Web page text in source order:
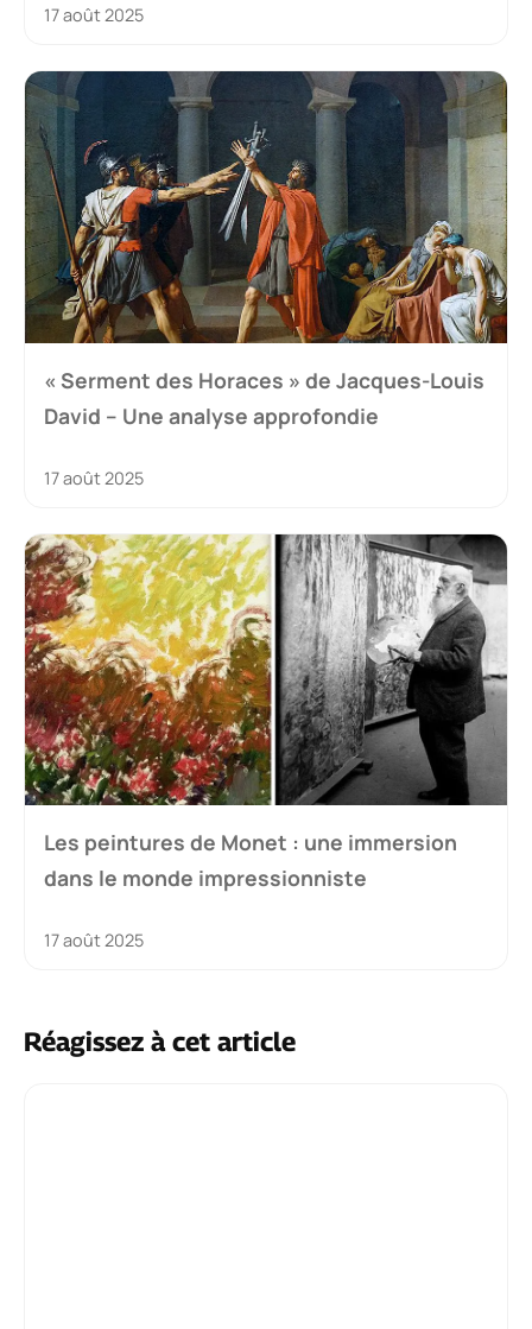
17 août 2025
« Serment des Horaces » de Jacques-Louis
David – Une analyse approfondie
17 août 2025
Les peintures de Monet : une immersion
dans le monde impressionniste
17 août 2025
Réagissez à cet article